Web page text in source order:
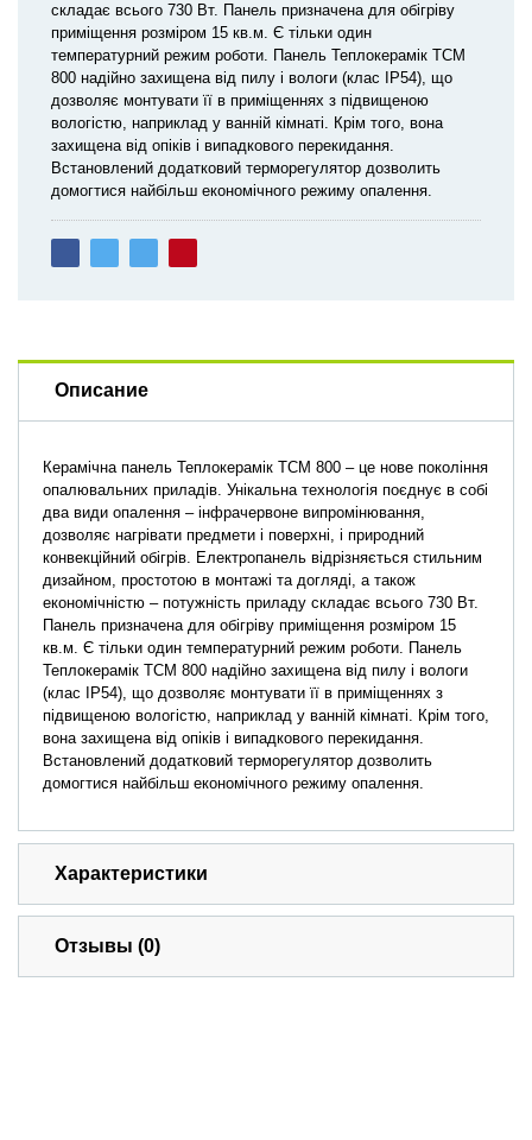
складає всього 730 Вт. Панель призначена для обігріву
приміщення розміром 15 кв.м. Є тільки один
температурний режим роботи. Панель Теплокерамік ТСМ
800 надійно захищена від пилу і вологи (клас IP54), що
дозволяє монтувати її в приміщеннях з підвищеною
вологістю, наприклад у ванній кімнаті. Крім того, вона
захищена від опіків і випадкового перекидання.
Встановлений додатковий терморегулятор дозволить
домогтися найбільш економічного режиму опалення.
Описание
Керамічна панель Теплокерамік ТСМ 800 – це нове покоління
опалювальних приладів. Унікальна технологія поєднує в собі
два види опалення – інфрачервоне випромінювання,
дозволяє нагрівати предмети і поверхні, і природний
конвекційний обігрів. Електропанель відрізняється стильним
дизайном, простотою в монтажі та догляді, а також
економічністю – потужність приладу складає всього 730 Вт.
Панель призначена для обігріву приміщення розміром 15
кв.м. Є тільки один температурний режим роботи. Панель
Теплокерамік ТСМ 800 надійно захищена від пилу і вологи
(клас IP54), що дозволяє монтувати її в приміщеннях з
підвищеною вологістю, наприклад у ванній кімнаті. Крім того,
вона захищена від опіків і випадкового перекидання.
Встановлений додатковий терморегулятор дозволить
домогтися найбільш економічного режиму опалення.
Характеристики
Отзывы (0)